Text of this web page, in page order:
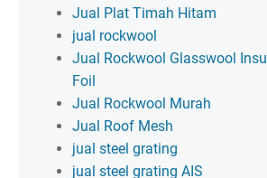
Jual Plat Timah Hitam
jual rockwool
Jual Rockwool Glasswool
Foil
Jual Rockwool Murah
Jual Roof Mesh
jual steel grating
jual steel grating AIS